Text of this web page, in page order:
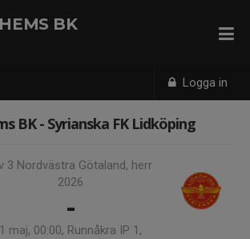
Logga in
BK
BK - Syrianska FK Lidköping
3 Nordvästra Götaland, herr
2026
-
1 maj, 00:00, Runnåkra IP 1,